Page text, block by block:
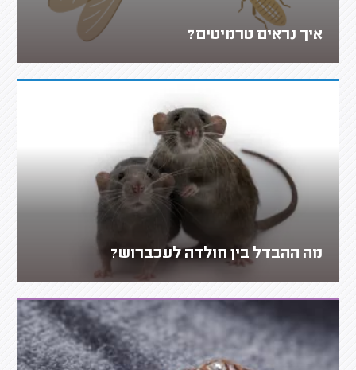
איך נראים טרמיטים?
מה ההבדל בין חולדה לעכברוש?